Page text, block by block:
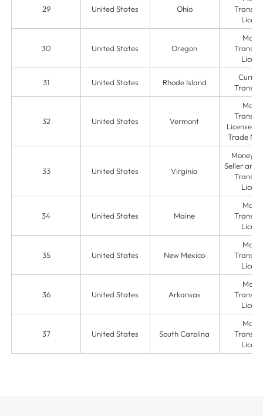
29 United States Ohio
30 United States Oregon
31 United States Rhode Island
32 United States Vermont
License &
Trade
33 United States Virginia
Money
Seller and
34 United States Maine
35 United States New Mexico
36 United States Arkansas
37 United States South Carolina